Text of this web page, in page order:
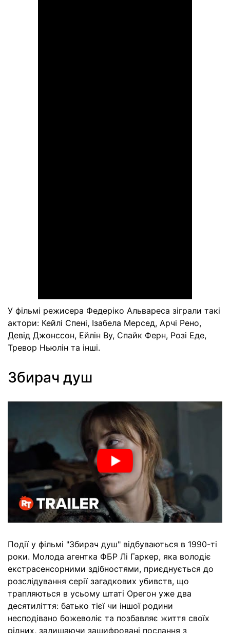
У фільмі режисера Федеріко Альвареса зіграли такі
актори: Кейлі Спені, Ізабела Мерсед, Арчі Рено,
Девід Джонссон, Ейлін Ву, Спайк Ферн, Розі Еде,
Тревор Ньюлін та інші.
Збирач душ
Події у фільмі "Збирач душ" відбуваються в 1990-ті
роки. Молода агентка ФБР Лі Гаркер, яка володіє
екстрасенсорними здібностями, приєднується до
розслідування серії загадкових убивств, що
трапляються в усьому штаті Орегон уже два
десятиліття: батько тієї чи іншої родини
несподівано божеволіє та позбавляє життя своїх
рідних, залишаючи зашифровані послання з